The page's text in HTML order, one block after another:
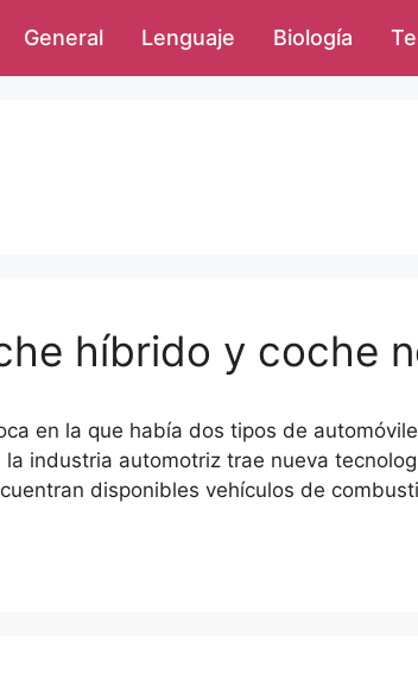
General Lenguaje Biología
híbrido y coche
en la que había dos tipos de
industria automotriz trae nueva
disponibles vehículos de